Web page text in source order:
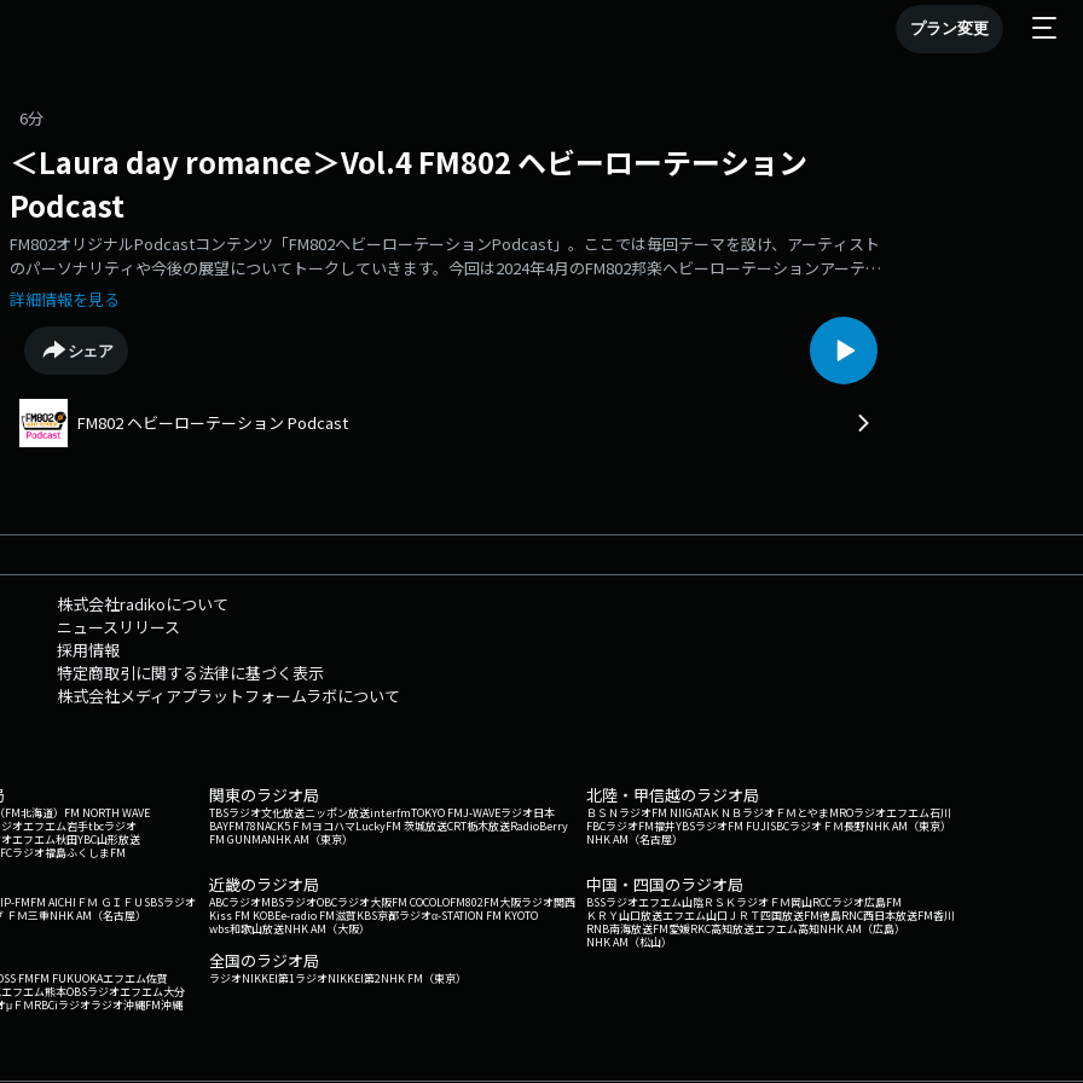
プラン変更
6分
＜Laura day romance＞Vol.4 FM802 ヘビーローテーション
Podcast
FM802オリジナルPodcastコンテンツ「FM802ヘビーローテーションPodcast」。ここでは毎回テーマを設け、アーティスト
のパーソナリティや今後の展望についてトークしていきます。今回は2024年4月のFM802邦楽ヘビーローテーションアーティ
スト Laura day romanceの3人が登場！Vol.4 今回のトークテーマは・・・『この機会に夢を語ってみる 』ついに最終回！メン
バーの胸に秘めたる夢とは…！今後の活躍に期待大！＜ヘビーローテーションとは＞FM802がその月毎に自信を持ってリスナ
ーのあなたに届けたい 「アーティスト・楽曲=FM802ヘビーローテーション（ヘビロ）」FM802が日本で初めて取り組んだシ
ステムです。毎月推薦する曲を邦楽・洋楽、１曲ずつ選び積極オンエアすることでアーティストや楽曲とリスナーとの接点を
詳細情報を見る
シェア
FM802 ヘビーローテーション Podcast
株式会社radikoについて
ニュースリリース
採用情報
特定商取引に関する法律に基づく表示
株式会社メディアプラットフォームラボについて
北海道） FM NORTH WAVE
オエフエム岩手tbcラジオ
エフエム秋田YBC山形放送
ラジオ福島ふくしまFM
関東のラジオ局
TBSラジオ文化放送ニッポン放送interfmTOKYO FMJ-WAVEラジオ日本
BAYFM78NACK5 ＦＭヨコハマLuckyFM 茨城放送CRT栃木放送RadioBerry
FM GUNMANHK AM（東京）
北陸・甲信越のラジオ局
ＢＳＮラジオFM NIIGATAＫＮＢラジオ ＦＭとやまMROラジオエフエム石川
FBCラジオFM福井YBSラジオFM FUJISBCラジオ ＦＭ長野NHK AM（東京）
NHK AM（名古屋）
FMFM AICHI ＦＭ ＧＩＦＵ SBSラジオ
ＦＭ三重NHK AM（名古屋）
近畿のラジオ局
ABCラジオMBSラジオOBCラジオ大阪FM COCOLOFM802FM大阪ラジオ関西
Kiss FM KOBEe-radio FM滋賀KBS京都ラジオα-STATION FM KYOTO
wbs和歌山放送NHK AM（大阪）
中国・四国のラジオ局
BSSラジオエフエム山陰ＲＳＫラジオ ＦＭ岡山RCCラジオ広島FM
ＫＲＹ山口放送エフエム山口 ＪＲＴ四国放送FM徳島RNC西日本放送FM香川
RNB南海放送FM愛媛RKC高知放送エフエム高知NHK AM（広島）
NHK AM（松山）
FMFM FUKUOKAエフエム佐賀
フエム熊本OBSラジオエフエム大分
μＦＭRBCiラジオラジオ沖縄FM沖縄
全国のラジオ局
ラジオNIKKEI第1ラジオNIKKEI第2NHK FM（東京）